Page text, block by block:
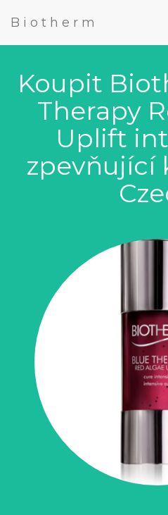
Biotherm
Koupit
Therapy
Uplift
zpevňující